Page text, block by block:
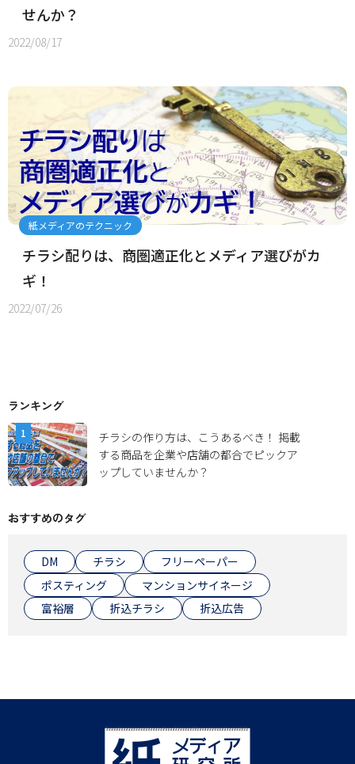
せんか？
2022/08/17
紙メディアのテクニック
チラシ配りは、商圏適正化とメディア選びがカ
ギ！
2022/07/26
ランキング
チラシの作り方は、こうあるべき！ 掲載
する商品を企業や店舗の都合でピックア
ップしていませんか？
おすすめのタグ
DM チラシ
フリーペーパー
ポスティング
マンションサイネージ
富裕層
折込チラシ 折込広告